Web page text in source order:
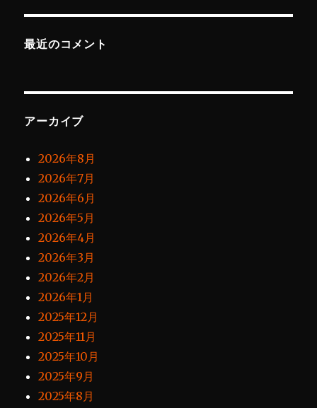
最近のコメント
アーカイブ
2026年8月
2026年7月
2026年6月
2026年5月
2026年4月
2026年3月
2026年2月
2026年1月
2025年12月
2025年11月
2025年10月
2025年9月
2025年8月